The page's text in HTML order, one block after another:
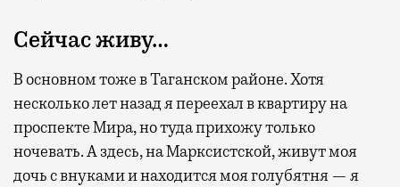
Сейчас живу…
В основном тоже в Таганском районе. Хотя
несколько лет назад я переехал в квартиру на
проспекте Мира, но туда прихожу только
ночевать. А здесь, на Марксистской, живут моя
дочь с внуками и находится моя голубятня — я